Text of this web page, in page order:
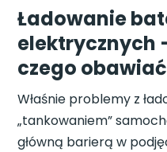
Ładowanie
elektrycznych
czego
Właśnie problemy z
„tankowaniem”
główną barierą w